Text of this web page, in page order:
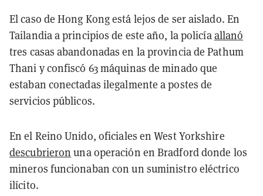
El caso de Hong Kong está lejos de ser aislado. En
Tailandia a principios de este año, la policíaallanó
tres casas abandonadas en la provincia de Pathum
Thani y confiscó 63 máquinas de minado que
estaban conectadas ilegalmente a postes de
servicios públicos.
En el Reino Unido, oficiales en West Yorkshire
descubrieron una operación en Bradford donde los
mineros funcionaban con un suministro eléctrico
ilícito.